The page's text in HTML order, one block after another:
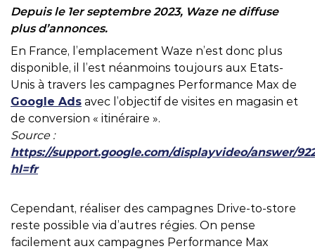
Depuis le 1er septembre 2023, Waze ne diffuse
plus d’annonces.
En France, l’emplacement Waze n’est donc plus
disponible, il l’est néanmoins toujours aux Etats-
Unis à travers les campagnes Performance Max de
Google Ads avec l’objectif de visites en magasin et
de conversion « itinéraire ».
Source :
https://support.google.com/displayvideo/answer/
hl=fr
Cependant, réaliser des campagnes Drive-to-store
reste possible via d’autres régies. On pense
facilement aux campagnes Performance Max